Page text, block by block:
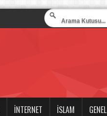
İNTERNET İSLAM GENEL